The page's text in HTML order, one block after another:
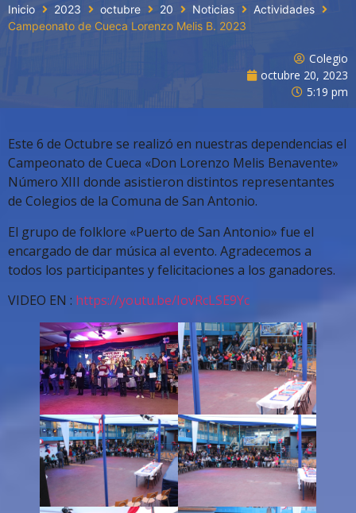
Inicio 2023 octubre 20 Noticias
Actividades
Campeonato de Cueca Lorenzo Melis B. 2023
Colegio
octubre 20, 2023
5:19 pm
Este 6 de Octubre se realizó en nuestras dependencias el
Campeonato de Cueca «Don Lorenzo Melis Benavente»
Número XIII donde asistieron distintos representantes
de Colegios de la Comuna de San Antonio.
El grupo de folklore «Puerto de San Antonio» fue el
encargado de dar música al evento. Agradecemos a
todos los participantes y felicitaciones a los ganadores.
VIDEO EN : https://youtu.be/IovRcLSE9Yc